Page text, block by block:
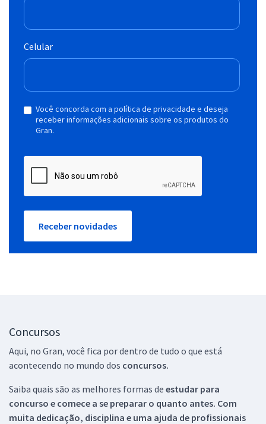
Celular
Você concorda com a política de privacidade e deseja
receber informações adicionais sobre os produtos do
Gran.
Receber novidades
Concursos
Aqui, no Gran, você fica por dentro de tudo o que está
acontecendo no mundo dos concursos.
Saiba quais são as melhores formas de estudar para
concurso e comece a se preparar o quanto antes. Com
muita dedicação, disciplina e uma ajuda de profissionais